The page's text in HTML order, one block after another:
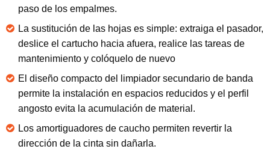
paso de los empalmes.
La sustitución de las hojas es simple: extraiga el pasador,
deslice el cartucho hacia afuera, realice las tareas de
mantenimiento y colóquelo de nuevo
El diseño compacto del limpiador secundario de banda
permite la instalación en espacios reducidos y el perfil
angosto evita la acumulación de material.
Los amortiguadores de caucho permiten revertir la
dirección de la cinta sin dañarla.